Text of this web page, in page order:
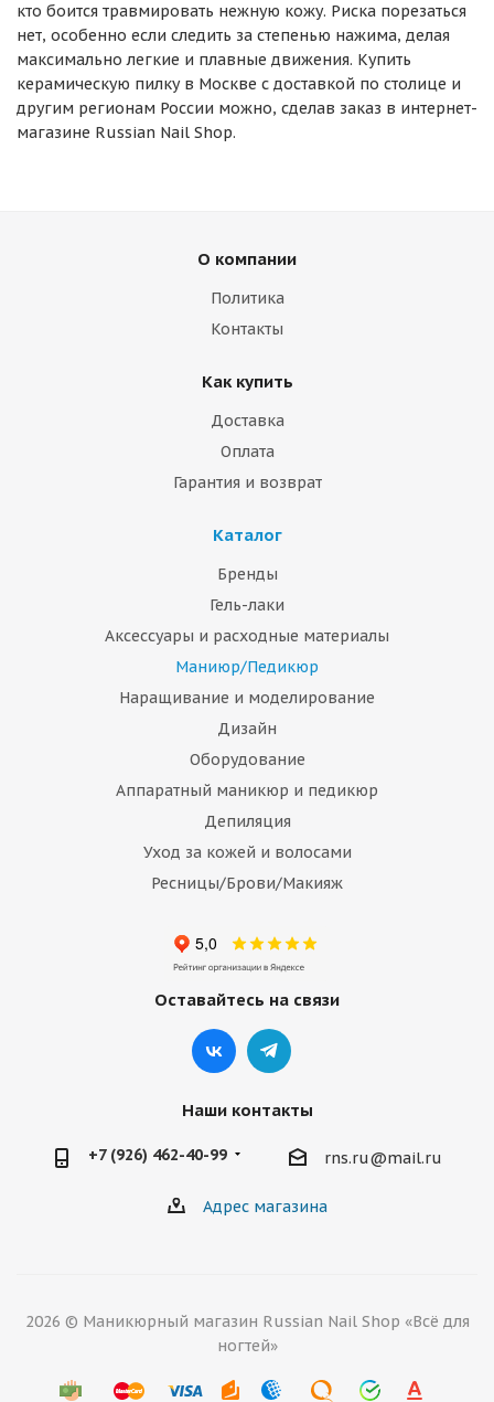
кто боится травмировать нежную кожу. Риска порезаться
нет, особенно если следить за степенью нажима, делая
максимально легкие и плавные движения. Купить
керамическую пилку в Москве с доставкой по столице и
другим регионам России можно, сделав заказ в интернет-
магазине Russian Nail Shop.
О компании
Политика
Контакты
Как купить
Доставка
Оплата
Гарантия и возврат
Каталог
Бренды
Гель-лаки
Аксессуары и расходные материалы
Маниюр/Педикюр
Наращивание и моделирование
Дизайн
Оборудование
Аппаратный маникюр и педикюр
Депиляция
Уход за кожей и волосами
Ресницы/Брови/Макияж
Оставайтесь на связи
Наши контакты
+7 (926) 462-40-99 rns.ru@mail.ru
Адрес магазина
2026 © Маникюрный магазин Russian Nail Shop «Всё для
ногтей»